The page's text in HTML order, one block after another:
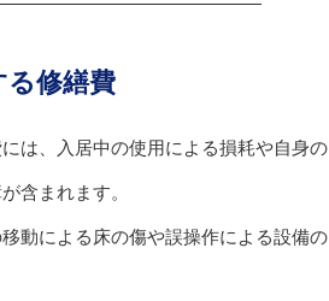
る修繕費
は、入居中の使用による損耗や自身の
含まれます。
動による床の傷や誤操作による設備の